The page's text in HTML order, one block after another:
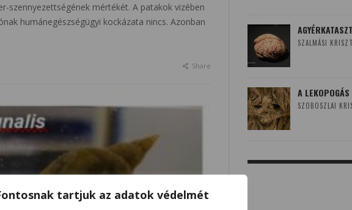
tartjuk az adatok védelmét
szennyezettségének mértékét. A patakok vizében
humánegészségügyi kockázata nincs. Azonban
Share
SZALMÁSI
A
SZOBOSZLAI